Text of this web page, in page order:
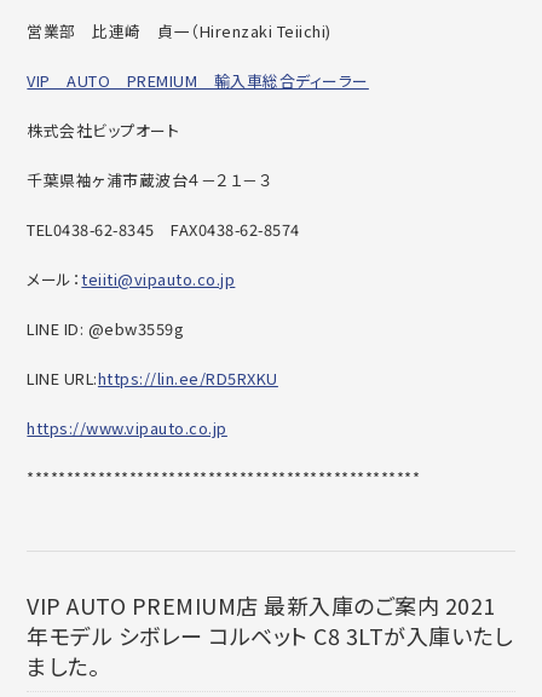
営業部 比連崎 貞一（Hirenzaki Teiichi)
VIP AUTO PREMIUM 輸入車総合ディーラー
株式会社ビップオート
千葉県袖ヶ浦市蔵波台４－２１－３
TEL0438-62-8345 FAX0438-62-8574
メール：teiiti@vipauto.co.jp
LINE ID: @ebw3559g
LINE URL:https://lin.ee/RD5RXKU
https://www.vipauto.co.jp
**************************************************
VIP AUTO PREMIUM店 最新入庫のご案内 2021
年モデル シボレー コルベット C8 3LTが入庫いたし
ました。